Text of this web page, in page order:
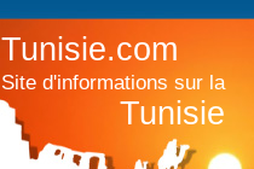
Tunisie.com
Site d'informations sur la
Tunisie